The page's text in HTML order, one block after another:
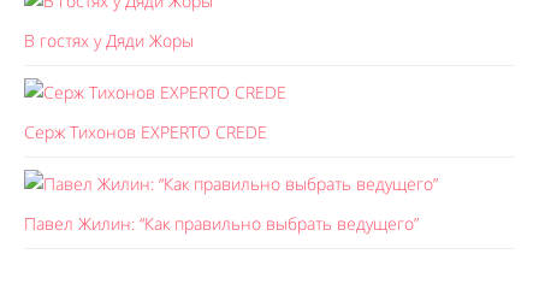
В гостях у Дяди Жоры
Серж Тихонов EXPERTO CREDE
Павел Жилин: “Как правильно выбрать ведущего”